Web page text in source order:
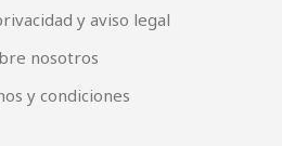
y aviso legal
nosotros
y condiciones